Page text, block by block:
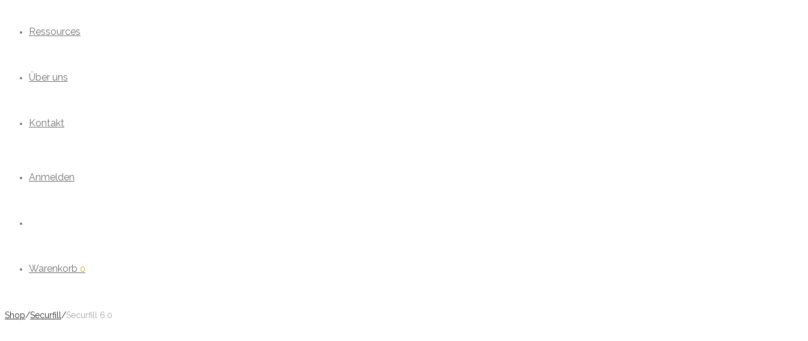
Ressources
Über uns
Kontakt
Anmelden
Warenkorb 0
Shop/Securfill /Securfill 6.0